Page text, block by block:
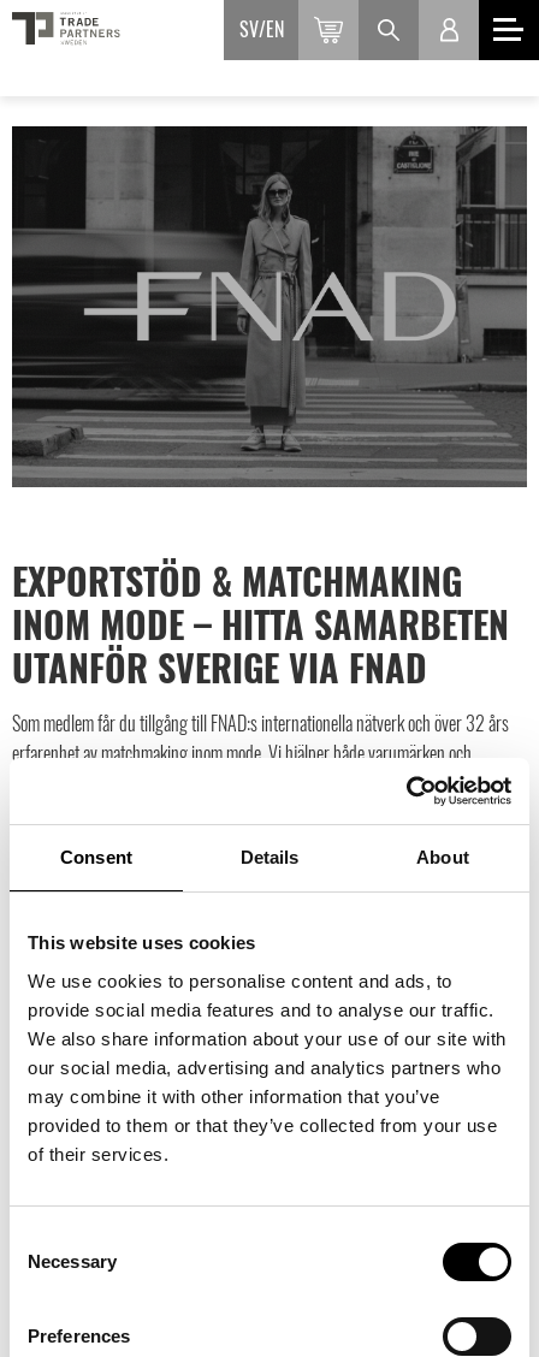
Consent Details About
This website uses cookies
We use cookies to personalise content and ads, to
provide social media features and to analyse our traffic.
We also share information about your use of our site with
our social media, advertising and analytics partners who
may combine it with other information that you’ve
provided to them or that they’ve collected from your use
of their services.
Selection
Necessary
Preferences
SV EN
EXPORTSTÖD & MATCHMAKING
INOM MODE – HITTA SAMARBETEN
UTANFÖR SVERIGE VIA FNAD
Som medlem får du tillgång till FNAD:s internationella nätverk och över 32 års
erfarenhet av matchmaking inom mode. Vi hjälper både varumärken och
agenter/distributörer att hitta rätt samarbeten utanför Sverige, med fokus på
Genom FNAD:s globala kontaktnät skapar vi strategiska matchningar mellan
modevarumärken och agenter/distributörer på utvalda marknader.
rabatterat pris för varumärken/leverantörer.
Vi stöttar även svenska och nordiska modevarumärken med strategi och
förberedelser inför internationell expansion, så att steget ut i nya marknader blir
mer träffsäkert och hållbart.
ÄR DU ETT MODEVARUMÄRKE?
ÄR DU AGENT ELLER